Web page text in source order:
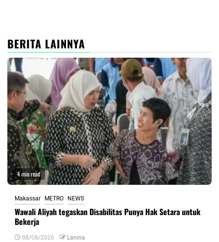
BERITA LAINNYA
4 min read
Makassar METRO NEWS
Wawali Aliyah tegaskan Disabilitas Punya Hak Setara untuk
Bekerja
08/08/2026 Lanina